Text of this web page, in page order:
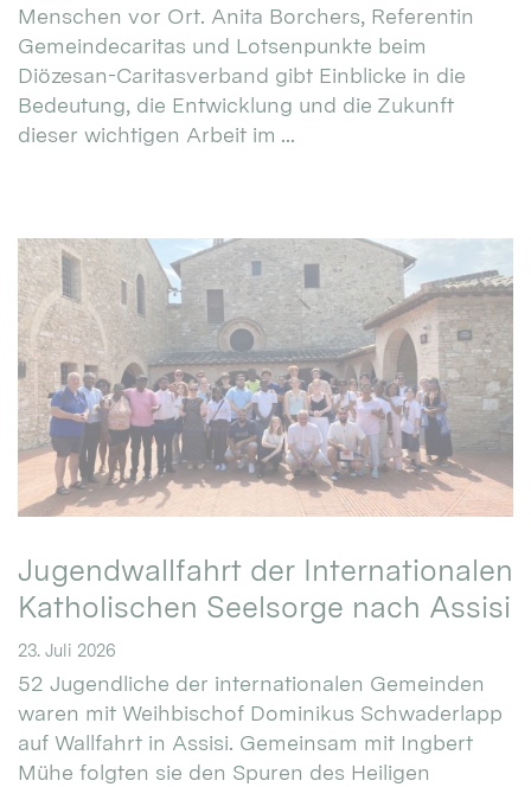
Menschen vor Ort. Anita Borchers, Referentin
Gemeindecaritas und Lotsenpunkte beim
Diözesan-Caritasverband gibt Einblicke in die
Bedeutung, die Entwicklung und die Zukunft
dieser wichtigen Arbeit im ...
Jugendwallfahrt der Internationalen
Katholischen Seelsorge nach Assisi
23. Juli 2026
52 Jugendliche der internationalen Gemeinden
waren mit Weihbischof Dominikus Schwaderlapp
auf Wallfahrt in Assisi. Gemeinsam mit Ingbert
Mühe folgten sie den Spuren des Heiligen